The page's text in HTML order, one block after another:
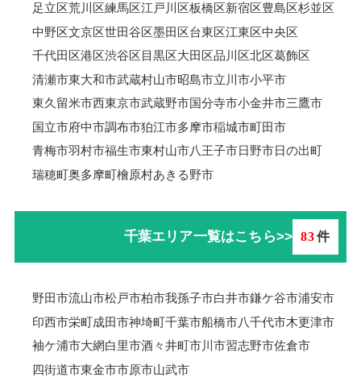
足立区荒川区練馬区江戸川区板橋区新宿区豊島区杉並区
中野区文京区世田谷区墨田区台東区江東区中央区
千代田区港区渋谷区 目黒区大田区品川区北区葛飾区
清瀬市東大和市武蔵村山市昭島市立川市小平市
東久留米市西東京市武蔵野市国分寺市小金井市三鷹市
国立市府中市調布市狛江市多摩市稲城市町田市
青梅市羽村市福生市東村山市八王子市日野市日の出町
瑞穂町奥多摩町檜原村あきる野市
千葉エリア一覧はこちら>> 83件
野田市流山市松戸市柏市我孫子市白井市鎌ケ谷市浦安市
印西市栄町成田市神埼町千葉市船橋市八千代市木更津市
袖ケ浦市大網白里市酒々井町市川市習志野市佐倉市
四街道市東金市市原市山武市